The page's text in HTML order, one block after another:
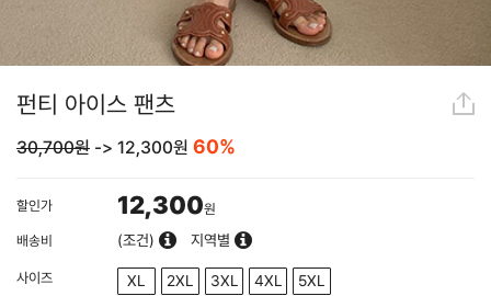
펀티 아이스 팬츠
30,700원 -> 12,300원 60%
할인가 12,300원
배송비
(조건) 지역별
사이즈 XL 2XL 3XL 4XL 5XL